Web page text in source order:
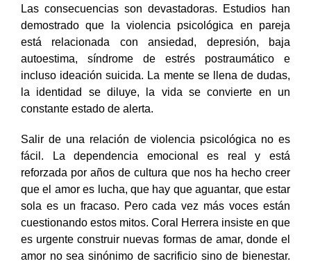
Las consecuencias son devastadoras. Estudios han
demostrado que la violencia psicológica en pareja
está relacionada con ansiedad, depresión, baja
autoestima, síndrome de estrés postraumático e
incluso ideación suicida. La mente se llena de dudas,
la identidad se diluye, la vida se convierte en un
constante estado de alerta.
Salir de una relación de violencia psicológica no es
fácil. La dependencia emocional es real y está
reforzada por años de cultura que nos ha hecho creer
que el amor es lucha, que hay que aguantar, que estar
sola es un fracaso. Pero cada vez más voces están
cuestionando estos mitos. Coral Herrera insiste en que
es urgente construir nuevas formas de amar, donde el
amor no sea sinónimo de sacrificio sino de bienestar.